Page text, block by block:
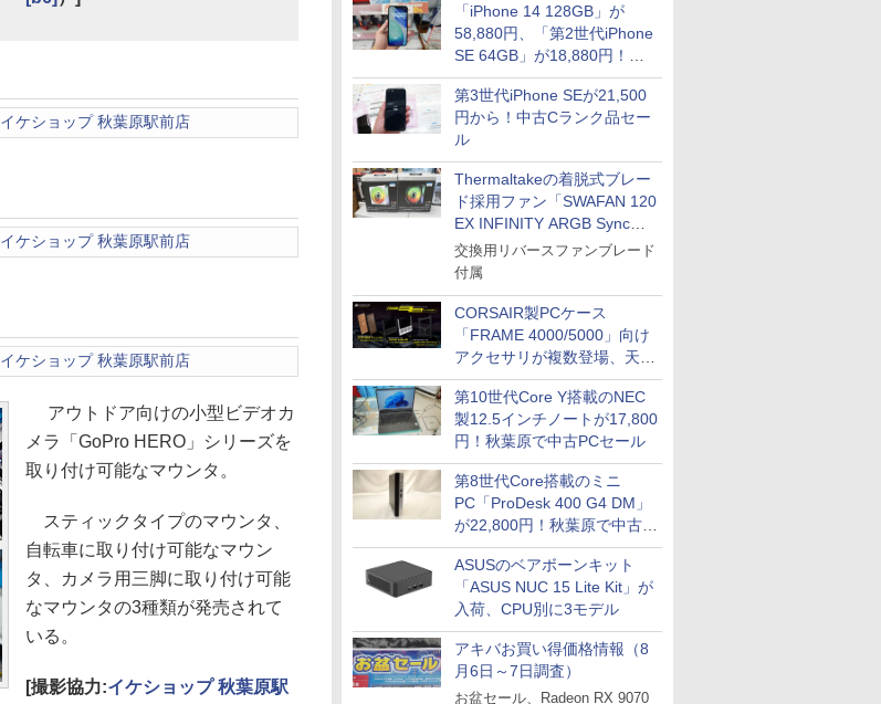
「iPhone 14 128GB」が
58,880円、「第2世代iPhone
SE 64GB」が18,880円！中
古Bランク品セール
第3世代iPhone SEが21,500
円から！中古Cランク品セー
ル
Thermaltakeの着脱式ブレー
ド採用ファン「SWAFAN 120
EX INFINITY ARGB Sync」
に単品パッケージ
交換用リバースファンブレード
付属
CORSAIR製PCケース
「FRAME 4000/5000」向け
アクセサリが複数登場、天然
木製パネルや背面コネクタ対
応トレイなど
第10世代Core Y搭載のNEC
製12.5インチノートが17,800
円！秋葉原で中古PCセール
第8世代Core搭載のミニ
PC「ProDesk 400 G4 DM」
が22,800円！秋葉原で中古
PCセール
ASUSのベアボーンキット
「ASUS NUC 15 Lite Kit」が
入荷、CPU別に3モデル
アキバお買い得価格情報（8
月6日～7日調査）
お盆セール、Radeon RX 9070
イケショップ 秋葉原駅前店
イケショップ 秋葉原駅前店
イケショップ 秋葉原駅前店
アウトドア向けの小型ビデオカ
メラ「GoPro HERO」シリーズを
取り付け可能なマウンタ。
スティックタイプのマウンタ、
自転車に取り付け可能なマウン
タ、カメラ用三脚に取り付け可能
なマウンタの3種類が発売されて
いる。
[撮影協力:イケショップ 秋葉原駅